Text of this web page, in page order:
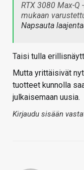
RTX 3080 Max-
mukaan
Napsauta
Taisi tulla
Mutta yrittäisivät
tuotteet kunnolla
julkaisemaan uusia.
Kirjaudu sisään